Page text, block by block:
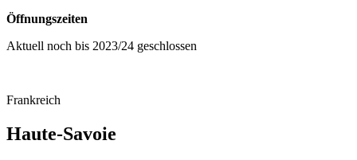
Öffnungszeiten
Aktuell noch bis 2023/24 geschlossen
Frankreich
Haute-Savoie